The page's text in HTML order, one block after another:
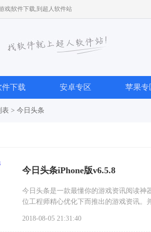
戏|软件下载,到超人软件站
件下载 安卓专区 苹果专
> 今日头条
今日头条iPhone版v6.5.8
今日头条是一款最懂你的游戏资讯阅读神
位工程师精心优化下而推出的游戏资讯。
2018-08-05 21:31:40